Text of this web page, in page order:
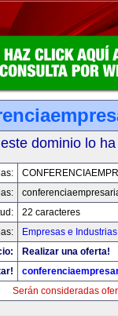
dominio lo
22 caracteres
Empresas e Industrias
Realizar una oferta!
Serán consideradas